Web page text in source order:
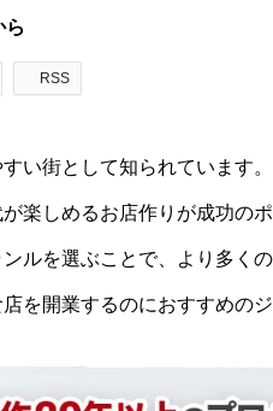
ら
RSS
い街として知られています
楽しめるお店作りが成功の
ルを選ぶことで、より多く
を開業するのにおすすめの